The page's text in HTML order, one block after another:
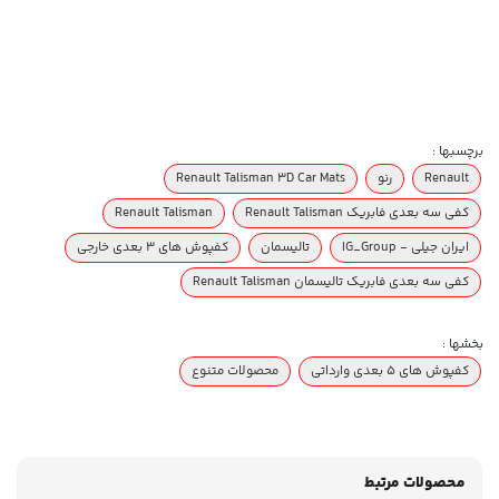
برچسبها :
Renault
رنو
Renault Talisman 3D Car Mats
کفی سه بعدی فابریک Renault Talisman
Renault Talisman
ایران جیلی - IG_Group
تالیسمان
کفپوش های ۳ بعدی خارجی
کفی سه بعدی فابریک تالیسمان Renault Talisman
بخشها :
کفپوش های 5 بعدی وارداتی
محصولات متنوع
محصولات مرتبط